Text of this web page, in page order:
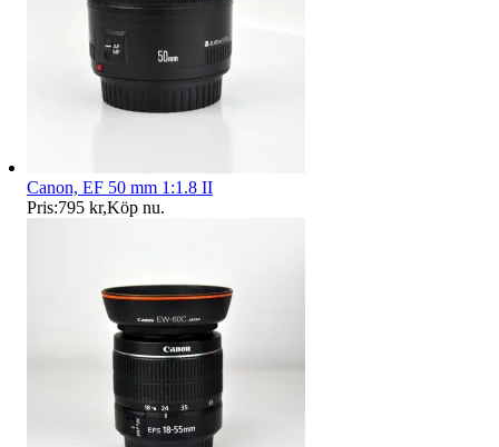
Canon, EF 50 mm 1:1.8 II
Pris:795 kr,Köp nu.